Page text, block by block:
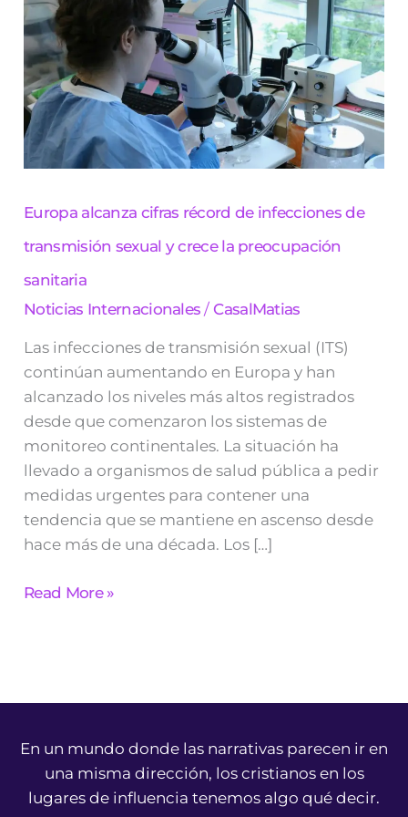
Europa alcanza cifras récord de infecciones de
transmisión sexual y crece la preocupación
sanitaria
Noticias Internacionales /CasalMatias
Las infecciones de transmisión sexual (ITS)
continúan aumentando en Europa y han
alcanzado los niveles más altos registrados
desde que comenzaron los sistemas de
monitoreo continentales. La situación ha
llevado a organismos de salud pública a pedir
medidas urgentes para contener una
tendencia que se mantiene en ascenso desde
hace más de una década. Los […]
alcanza
cifras
récord
de
infecciones
de
transmisión
sexual
y
preocupación
Read More »
En un mundo donde las narrativas parecen ir en
una misma dirección, los cristianos en los
lugares de influencia tenemos algo qué decir.